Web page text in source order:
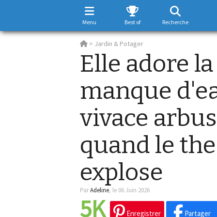
Menu Best of Recherche
> Jardin & Potager
Elle adore
manque
vivace
quand le
explose
ParAdeline, le 06 Juin 2026
5K Enregistrer Partager